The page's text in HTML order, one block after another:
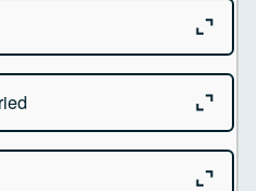
im Allgäu Close
Close
4
Close